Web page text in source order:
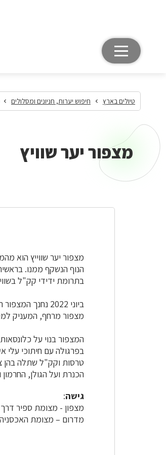
טיולים בארץ חיפוש יערות, חניונים ומסלולים
מצפור יער שוויץ
מצפור יער שווייץ הוא
בתרומת ידידי קק"ל
ביוני 2022
מצפור מרחף, המעניק
המצפור בנוי על
בפרגולה עם חיתוכי עלי
טרסות וקק"ל שתלה בהן
הכנרת ועל הגולן, החרמון
גישה:
מצפון - מצומת ספיר
מדרום – מצומת האכסניה